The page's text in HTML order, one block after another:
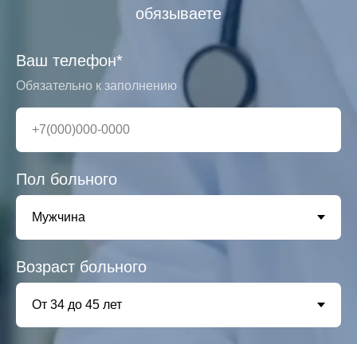
обязываете
Ваш телефон*
Обязательно к заполнению
Пол больного
Возраст больного